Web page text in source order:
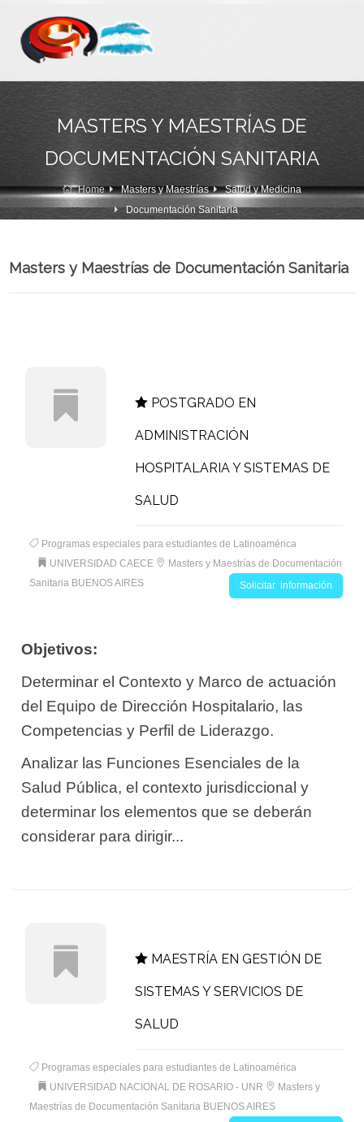
MASTERS Y MAESTRÍAS DE
DOCUMENTACIÓN SANITARIA
Home Masters y Maestrías
Salud y Medicina
Documentación Sanitaria
Masters y Maestrías de Documentación Sanitaria
POSTGRADO EN
ADMINISTRACIÓN
HOSPITALARIA Y SISTEMAS DE
SALUD
Programas especiales para estudiantes de Latinoamérica
UNIVERSIDAD CAECE
Masters y Maestrías de Documentación
Sanitaria BUENOS AIRES
Solicitar información
Objetivos:
Determinar el Contexto y Marco de actuación
del Equipo de Dirección Hospitalario, las
Competencias y Perfil de Liderazgo.
Analizar las Funciones Esenciales de la
Salud Pública, el contexto jurisdiccional y
determinar los elementos que se deberán
considerar para dirigir...
MAESTRÍA EN GESTIÓN DE
SISTEMAS Y SERVICIOS DE
SALUD
Programas especiales para estudiantes de Latinoamérica
UNIVERSIDAD NACIONAL DE ROSARIO - UNR
Masters y
Maestrías de Documentación Sanitaria BUENOS AIRES